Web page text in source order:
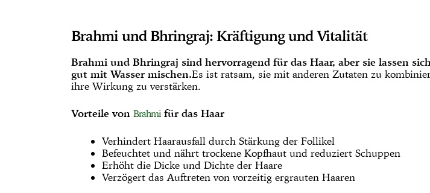
Brahmi und Bhringraj: Kräftigung und Vitalität
Brahmi und Bhringraj sind hervorragend für das Haar, aber sie lassen
gut mit Wasser mischen.Es ist ratsam, sie mit anderen Zutaten zu
ihre Wirkung zu verstärken.
Vorteile von Brahmi für das Haar
Verhindert Haarausfall durch Stärkung der Follikel
Befeuchtet und nährt trockene Kopfhaut und reduziert Schuppen
Erhöht die Dicke und Dichte der Haare
Verzögert das Auftreten von vorzeitig ergrauten Haaren